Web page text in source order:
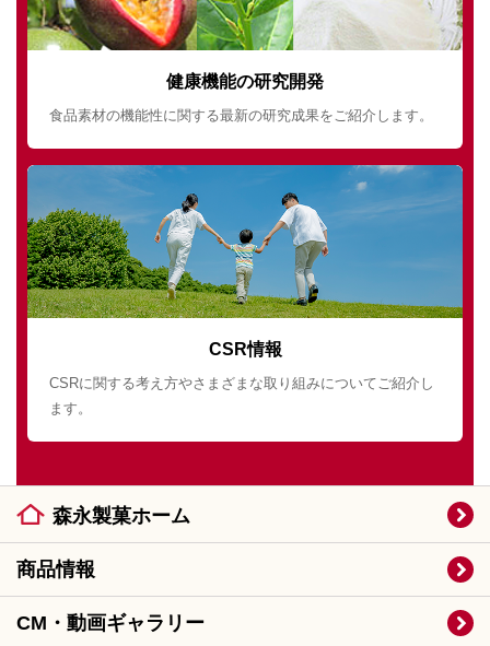
健康機能の研究開発
食品素材の機能性に関する最新の研究成果をご紹介します。
CSR情報
CSRに関する考え方やさまざまな取り組みについてご紹介し
ます。
森永製菓ホーム
商品情報
CM・動画ギャラリー